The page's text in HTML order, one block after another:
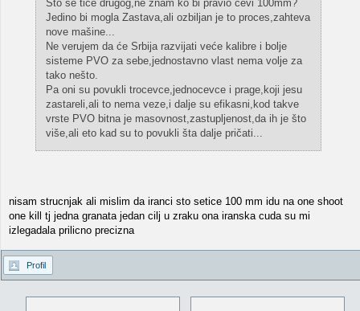
Što se tiče drugog,ne znam ko bi pravio cevi 100mm?
Jedino bi mogla Zastava,ali ozbiljan je to proces,zahteva
nove mašine...
Ne verujem da će Srbija razvijati veće kalibre i bolje
sisteme PVO za sebe,jednostavno vlast nema volje za
tako nešto.
Pa oni su povukli trocevce,jednocevce i prage,koji jesu
zastareli,ali to nema veze,i dalje su efikasni,kod takve
vrste PVO bitna je masovnost,zastupljenost,da ih je što
više,ali eto kad su to povukli šta dalje pričati...
nisam strucnjak ali mislim da iranci sto setice 100 mm idu na one shoot
one kill tj jedna granata jedan cilj u zraku ona iranska cuda su mi
izlegadala prilicno precizna
Profil